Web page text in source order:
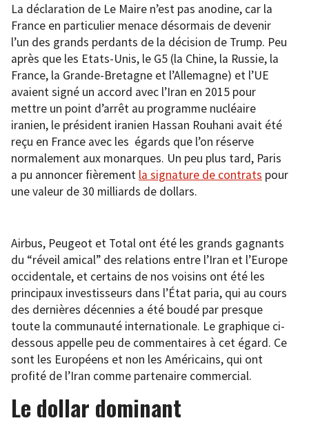
La déclaration de Le Maire n’est pas anodine, car la
France en particulier menace désormais de devenir
l’un des grands perdants de la décision de Trump. Peu
après que les Etats-Unis, le G5 (la Chine, la Russie, la
France, la Grande-Bretagne et l’Allemagne) et l’UE
avaient signé un accord avec l’Iran en 2015 pour
mettre un point d’arrêt au programme nucléaire
iranien, le président iranien Hassan Rouhani avait été
reçu en France avec les égards que l’on réserve
normalement aux monarques. Un peu plus tard, Paris
a pu annoncer fièrement la signature de contrats pour
une valeur de 30 milliards de dollars.
Airbus, Peugeot et Total ont été les grands gagnants
du “réveil amical” des relations entre l’Iran et l’Europe
occidentale, et certains de nos voisins ont été les
principaux investisseurs dans l’État paria, qui au cours
des dernières décennies a été boudé par presque
toute la communauté internationale. Le graphique ci-
dessous appelle peu de commentaires à cet égard. Ce
sont les Européens et non les Américains, qui ont
profité de l’Iran comme partenaire commercial.
Le dollar dominant